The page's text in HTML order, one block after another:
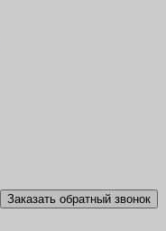
Заказать обратный звонок